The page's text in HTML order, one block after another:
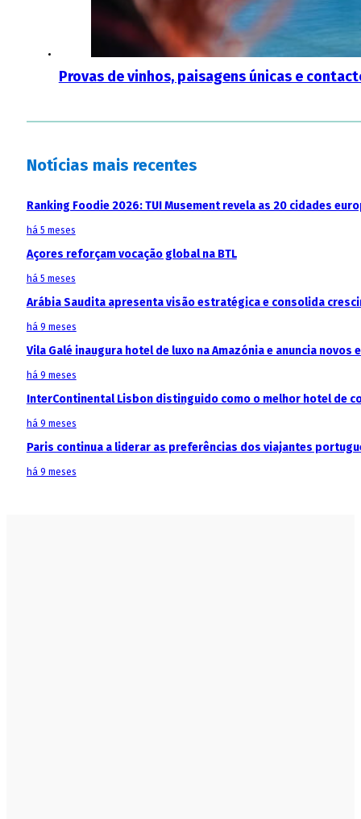
Provas de vinhos, paisagens únicas e
Notícias mais recentes
Ranking Foodie 2026: TUI Musement revela as 20 cidades
há 5 meses
Açores reforçam vocação global na BTL
há 5 meses
Arábia Saudita apresenta visão estratégica e consolida
há 9 meses
Vila Galé inaugura hotel de luxo na Amazónia e anuncia
há 9 meses
InterContinental Lisbon distinguido como o melhor hotel de
há 9 meses
Paris continua a liderar as preferências dos viajantes
há 9 meses